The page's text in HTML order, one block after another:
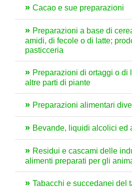
Cacao e sue preparazioni
Preparazioni a base di
amidi, di fecole o di latte;
pasticceria
Preparazioni di ortaggi o di
altre parti di piante
Preparazioni alimentari
Bevande, liquidi alcolici ed
Residui e cascami delle
alimenti preparati per gli
Tabacchi e succedanei del